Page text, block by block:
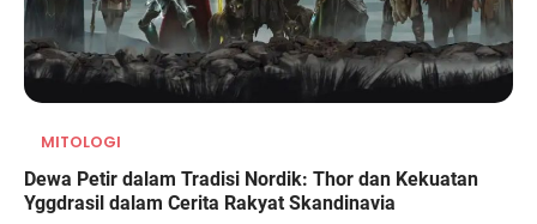
MITOLOGI
Dewa Petir dalam Tradisi Nordik: Thor dan Kekuatan
Yggdrasil dalam Cerita Rakyat Skandinavia